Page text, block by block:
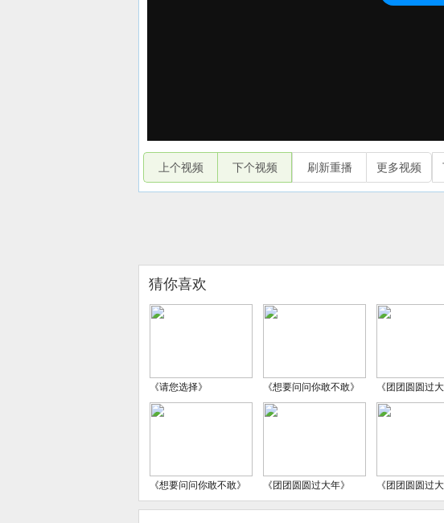
上个视频 下个视频 刷新重播 更多视频
猜你喜欢
《请您选择》 《想要问问你敢不敢》 《团团圆圆过大
《想要问问你敢不敢》 《团团圆圆过大年》 《团团圆圆过大